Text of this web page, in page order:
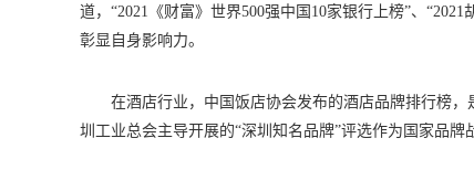
道，“2021《财富》世界500强中国10家银行上榜”、
彰显自身影响力。
在酒店行业，中国饭店协会发布的酒店品牌排行榜
圳工业总会主导开展的“深圳知名品牌”评选作为国家品牌